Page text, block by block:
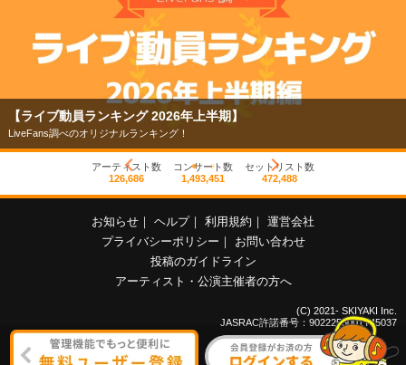
【ライブ動員ランキング 2026年上半期】
LiveFans調べのオリジナルランキング！
アーティスト数
126,686
コンサート数
1,493,451
セットリスト数
472,488
お知らせ ｜ ヘルプ｜ 利用規約 ｜ 運営会社
プライバシーポリシー ｜
お問い合わせ
投稿のガイドライン
アーティスト・公演主催者の方へ
(C) 2021- SKIYAKI Inc.
JASRAC許諾番号：9022255001Y45037